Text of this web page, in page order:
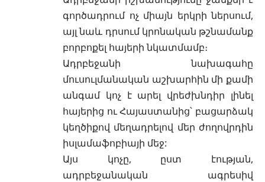
գործադրում ոչ միայն երկրի ներսում,
այլ նաև դրսում կրոնական թշնամանք
բորբոքել հայերի նկատմամբ։
Ադրբեջանի նախագահը
մուսուլմանական աշխարհին մի քամի
անգամ կոչ է արել վրեժխնդիր լինել
հայերից ու Հայաստանից՝ բացարձակ
կեղծիքով մեղադրելով մեր ժողովրդին
իսլամաֆոբիայի մեջ:
Այս կոչը, ըստ էության,
ադրբեջանական ագրեսիվ